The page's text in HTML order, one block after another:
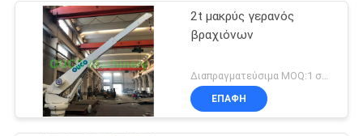
2t μακρύς γερανός
βραχιόνων
ΕΠΑΦΉ